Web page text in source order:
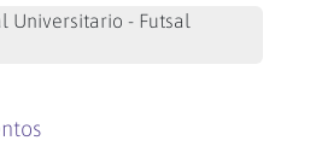
Universitario - Futsal